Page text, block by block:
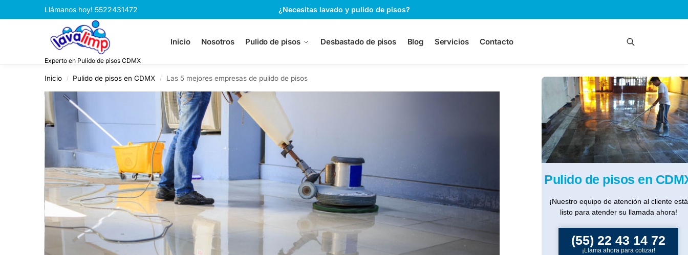
Llámanos hoy! 5522431472 ¿Necesitas lavado y pulido de pisos?
Experto en Pulido de pisos CDMX
Inicio Nosotros Pulido de pisos Desbastado de pisos Blog Servicios Contacto
Inicio / Pulido de pisos en CDMX / Las 5 mejores empresas de pulido de pisos
Pulido de pisos en
¡Nuestro equipo de atención al cliente está
listo para atender su llamada ahora!
(55) 22 43 14 72
¡Llama ahora para cotizar!